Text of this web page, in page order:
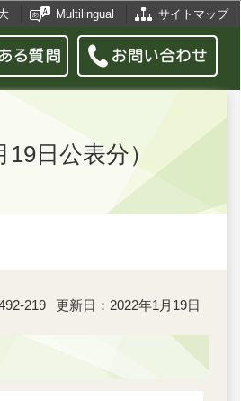
Multilingual サイトマップ
日公表分）
219 更新日：2022年1月19日